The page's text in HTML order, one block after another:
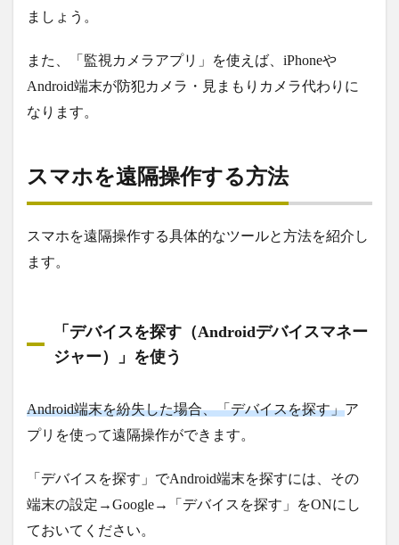
ましょう。
また、「監視カメラアプリ」を使えば、iPhoneや
Android端末が防犯カメラ・見まもりカメラ代わりに
なります。
スマホを遠隔操作する方法
スマホを遠隔操作する具体的なツールと方法を紹介し
ます。
「デバイスを探す（Androidデバイスマネー
ジャー）」を使う
Android端末を紛失した場合、「デバイスを探す」ア
プリを使って遠隔操作ができます。
「デバイスを探す」でAndroid端末を探すには、その
端末の設定→Google→「デバイスを探す」をONにし
ておいてください。